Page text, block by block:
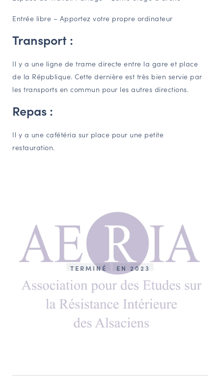
Entrée libre – Apportez votre propre ordinateur
Transport :
Il y a une ligne de trame directe entre la gare et place
de la République. Cette dernière est très bien servie par
les transports en commun pour les autres directions.
Repas :
Il y a une cafétéria sur place pour une petite
restauration.
TERMINÉ EN 2023